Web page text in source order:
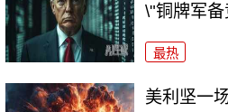
\"铜牌军备
最热
美利坚一